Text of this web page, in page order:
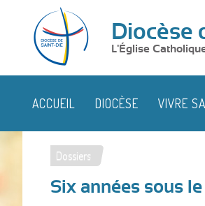
Diocèse
L'Église
ACCUEIL DIOCÈSE VIVRE
Vous
êtes
Dossiers
Six années sous le